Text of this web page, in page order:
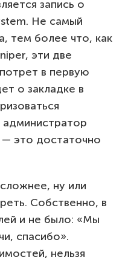
запись о
Не самый
тем более что, как
эти две
в первую
о закладке в
— это достаточно
ну или
Собственно, в
и не было: «Мы
спасибо».
нельзя